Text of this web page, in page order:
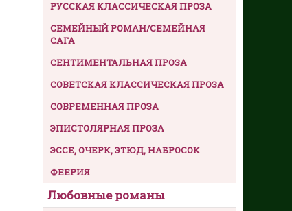
РУССКАЯ КЛАССИЧЕСКАЯ ПРОЗА
СЕМЕЙНЫЙ РОМАН/СЕМЕЙНАЯ
САГА
СЕНТИМЕНТАЛЬНАЯ ПРОЗА
СОВЕТСКАЯ КЛАССИЧЕСКАЯ ПРОЗА
СОВРЕМЕННАЯ ПРОЗА
ЭПИСТОЛЯРНАЯ ПРОЗА
ЭССЕ, ОЧЕРК, ЭТЮД, НАБРОСОК
ФЕЕРИЯ
Любовные романы